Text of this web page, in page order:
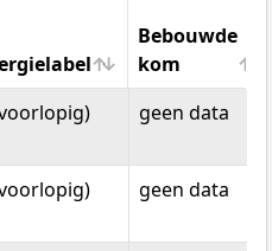
Bebouwde
kom
Bebouwde
kom
geen data
geen data